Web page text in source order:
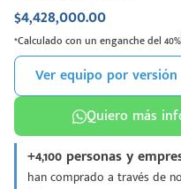
$4,428,000.00
*Calculado con un enganche del 40%
Ver equipo por versión
Quiero más
+4,100 personas y
han comprado a través de